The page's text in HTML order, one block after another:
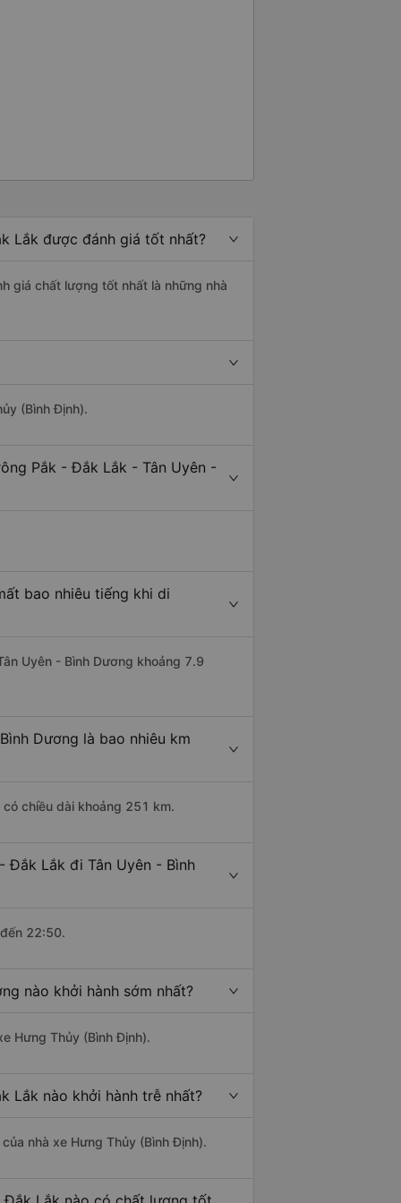
Lắk được đánh giá tốt nhất?
giá chất lượng tốt nhất là những nhà
(Bình Định).
Pắk - Đắk Lắk - Tân Uyên -
bao nhiêu tiếng khi di
Uyên - Bình Dương khoảng 7.9
Dương là bao nhiêu km
chiều dài khoảng 251 km.
Đắk Lắk đi Tân Uyên - Bình
22:50.
nào khởi hành sớm nhất?
Hưng Thủy (Bình Định).
Lắk nào khởi hành trễ nhất?
nhà xe Hưng Thủy (Bình Định).